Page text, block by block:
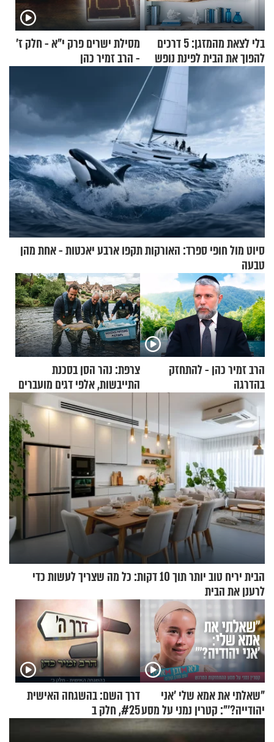
בלי לצאת מהמזגן: 5 דרכים
להפוך את הבית לפינת נופש
מסילת ישרים פרק י"א - חלק ז’
- הרב זמיר כהן
סיוט מול חופי ספרד: האורקות תקפו ארבע יאכטות - אחת מהן
טבעה
הרב זמיר כהן - להתחזק
בהדרגה
צרפת: נהר הסן בסכנת
התייבשות, אלפי דגים מועברים
הבית יריח טוב יותר תוך 10 דקות: כל מה שצריך לעשות כדי
לרענן את הבית
"שאלתי את אמא שלי 'אני
יהודייה?'": קטרין נמני על מסע
דרך השם: בהשגחה האישית
#25, חלק ב